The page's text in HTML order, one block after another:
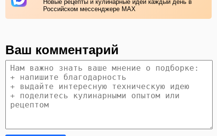
Новые рецепты и кулинарные идеи каждый день в
Российском мессенджере MAX
Ваш комментарий